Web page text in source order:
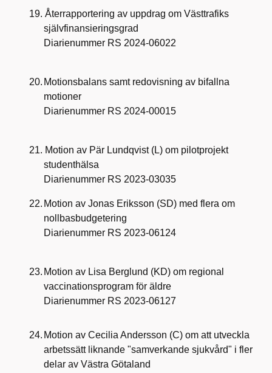
19. Återrapportering av uppdrag om Västtrafiks
självfinansieringsgrad
Diarienummer RS 2024-06022
20. Motionsbalans samt redovisning av bifallna
motioner
Diarienummer RS 2024-00015
21. Motion av Pär Lundqvist (L) om pilotprojekt
studenthälsa
Diarienummer RS 2023-03035
22. Motion av Jonas Eriksson (SD) med flera om
nollbasbudgetering
Diarienummer RS 2023-06124
23. Motion av Lisa Berglund (KD) om regional
vaccinationsprogram för äldre
Diarienummer RS 2023-06127
24. Motion av Cecilia Andersson (C) om att utveckla
arbetssätt liknande "samverkande sjukvård" i fler
delar av Västra Götaland